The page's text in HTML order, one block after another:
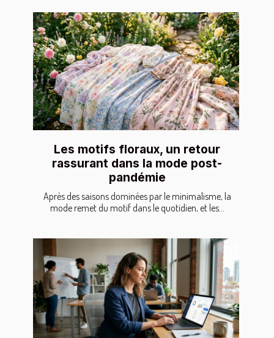
Les motifs floraux, un retour
rassurant dans la mode post-
pandémie
Après des saisons dominées par le minimalisme, la
mode remet du motif dans le quotidien, et les...